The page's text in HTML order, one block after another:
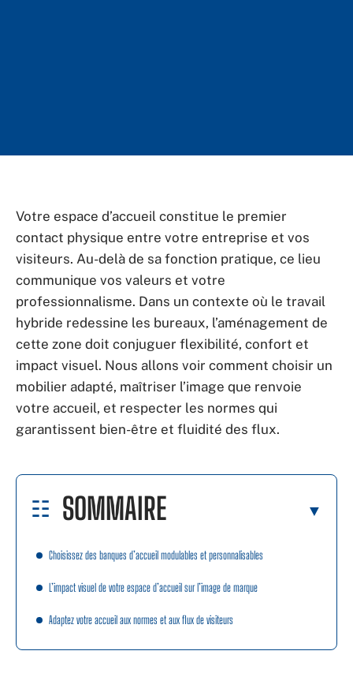
Votre espace d’accueil constitue le premier
contact physique entre votre entreprise et vos
visiteurs. Au-delà de sa fonction pratique, ce lieu
communique vos valeurs et votre
professionnalisme. Dans un contexte où le travail
hybride redessine les bureaux, l’aménagement de
cette zone doit conjuguer flexibilité, confort et
impact visuel. Nous allons voir comment choisir un
mobilier adapté, maîtriser l’image que renvoie
votre accueil, et respecter les normes qui
garantissent bien-être et fluidité des flux.
SOMMAIRE
Choisissez des banques d’accueil modulables et personnalisables
L’impact visuel de votre espace d’accueil sur l’image de marque
Adaptez votre accueil aux normes et aux flux de visiteurs